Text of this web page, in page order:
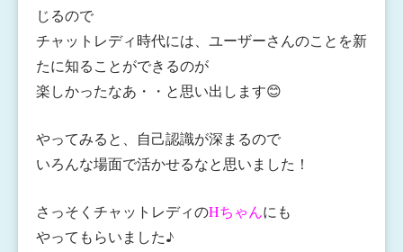
じるので
チャットレディ時代には、ユーザーさんのことを新
たに知ることができるのが
楽しかったなあ・・と思い出します😊
やってみると、自己認識が深まるので
いろんな場面で活かせるなと思いました！
さっそくチャットレディのHちゃんにも
やってもらいました♪